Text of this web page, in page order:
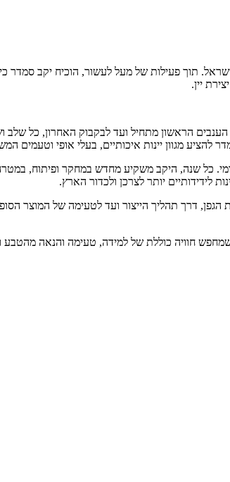
תוך פעילות של מעל לעשור, הוכיח יקב סמדר כי
יין.
הראשון מתחיל ועד לבקבוק האחרון, כל
להציע מגוון יינות איכותיים, בעלי אופי וטעמים
כל שנה, היקב משקיע מחדש במחקר ופיתוח,
לידידותיים יותר לצרכן ולכדור הארץ.
דרך תהליך הייצור ועד לטעימה של המוצר
שמחפש חוויה כוללת של למידה, טעימה והנאה